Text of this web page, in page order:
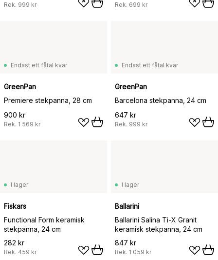
Rek. 999 kr Rek. 699 kr
Endast ett fåtal kvar
GreenPan
Premiere stekpanna, 28 cm
900 kr
Rek. 1 569 kr
Endast ett fåtal kvar
GreenPan
Barcelona stekpanna, 24 cm
647 kr
Rek. 999 kr
I lager
Fiskars
Functional Form keramisk
stekpanna, 24 cm
282 kr
Rek. 459 kr
I lager
Ballarini
Ballarini Salina Ti-X Granit
keramisk stekpanna, 24 cm
847 kr
Rek. 1 059 kr